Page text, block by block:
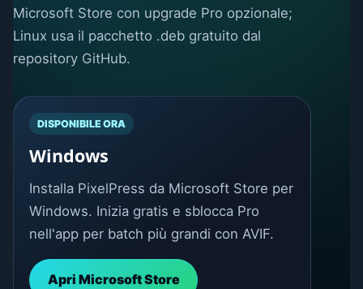
Microsoft Store con upgrade Pro opzionale;
Linux usa il pacchetto .deb gratuito dal
repository GitHub.
DISPONIBILE ORA
Windows
Installa PixelPress da Microsoft Store per
Windows. Inizia gratis e sblocca Pro
nell'app per batch più grandi con AVIF.
Apri Microsoft Store